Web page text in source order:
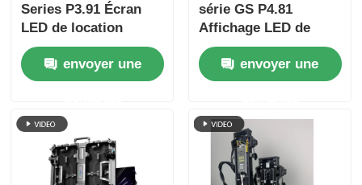
Series P3.91 Écran
LED de location
d'intérieur pour
événements sur
scène de concert,
rapide 7680 Hz
envoyer une
série GS P4.81
Affichage LED de
location intérieur
pour les grands
événements, rentable
envoyer une